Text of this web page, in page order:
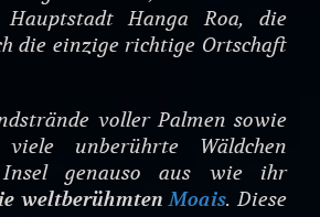
Hanga Roa, die
die einzige richtige Ortschaft
voller Palmen sowie
unberührte Wäldchen
genauso aus wie ihr
weltberühmtenMoais. Diese